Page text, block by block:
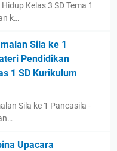
Kelas 3 SD Tema 1
k…
Sila ke 1
Pendidikan
1 SD Kurikulum
Sila ke 1 Pancasila -
Upacara